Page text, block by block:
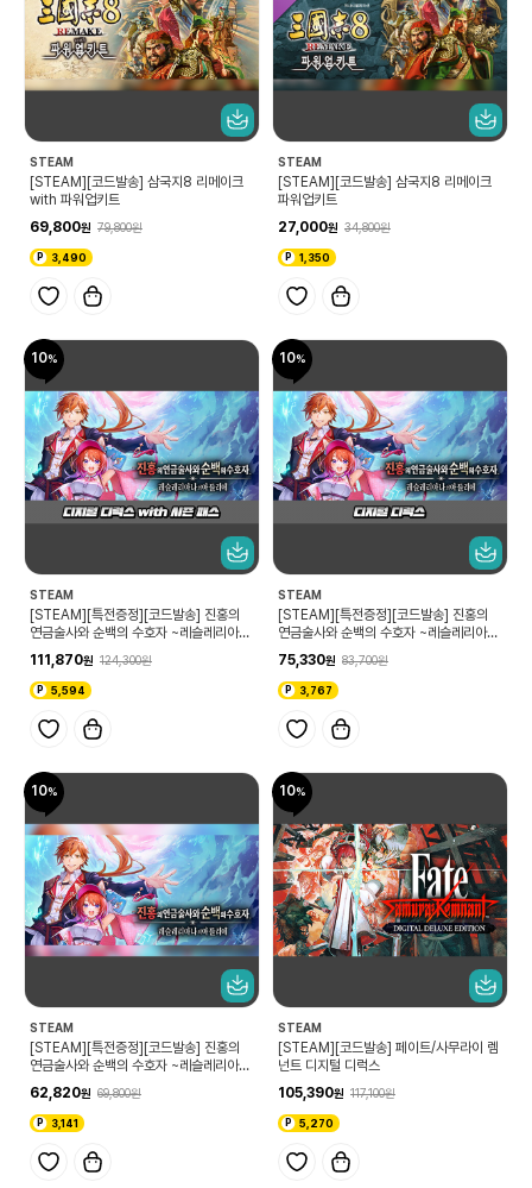
STEAM
[STEAM][코드발송] 삼국지8 리메이크
with 파워업키트
69,800
79,800
3,490
STEAM
[STEAM][코드발송] 삼국지8 리메이크
파워업키트
27,000
34,800
1,350
10
STEAM
[STEAM][특전증정][코드발송] 진홍의
연금술사와 순백의 수호자 ~레슬레리아나
스
111,870 124,300
5,594
10
STEAM
[STEAM][특전증정][코드발송] 진홍의
연금술사와 순백의 수호자 ~레슬레리아나
75,330 83,700
3,767
10
STEAM
[STEAM][특전증정][코드발송] 진홍의
연금술사와 순백의 수호자 ~레슬레리아나
62,820 69,800
3,141
10
STEAM
[STEAM][코드발송] 페이트/사무라이 렘
넌트 디지털 디럭스
105,390
117,100
5,270